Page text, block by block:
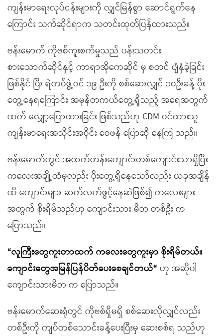
ကျန်းမာရေးလုပ်ငန်းများကို လျှင်မြန်စွာ ဆောင်ရွက်နေ
ကြောင်း သက်ဆိုင်ရာက သတင်းထုတ်ပြန်ထားသည်။
ဗန်းမောက် ကိုဗစ်ကူးစက်မှုသည် ပန်းသတင်း
စားသောက်ဆိုင်နှင့် ကာရာအိုကေဆိုင် မှ စတင် ပျံနှံခဲ့ခြင်း
ဖြစ်နိုင် ပြီး ရဲတပ်ဖွဲ့ဝင် ၁၉ ဦးကို စစ်ဆေးလျှင် ၁၀ဦးခန့် ပိုး
တွေ့နေရကြောင်း အမှန်တကယ်တွေ့ရှိသည့် အရေအတွက်
ထက် လျှော့ပြောထားခြင်း ဖြစ်သည်ဟု CDM ဝင်ထားသူ
ကျန်းမာရေးအသိုင်းအဝိုင်း ဝေဖန် ပြောဆို နေကြ သည်။
ဗန်းမောက်တွင် အထက်တန်းကျောင်းတစ်ကျောင်းသာရှိပြီး
ကလေးအချို့ထံမှလည်း ပိုးတွေ့ရှိနေသော်လည်း ယခုအချိန်
ထိ ကျောင်းများ ဆက်လက်ဖွင့်နေဆဲဖြစ်၍ ကလေးများ
အတွက် စိုးရိမ်သည်ဟု ကျောင်းသား မိဘ တစ်ဦး က
ပြောသည်။
“လူကြီးတွေကူးတာထက် ကလေးတွေကူးမှာ စိုးရိမ်တယ်။
ကျောင်းတွေအမြန်ပြန်ပိတ်ပေးစေချင်တယ်“ ဟု အဆိုပါ
ကျောင်းသားမိဘ က ပြောသည်။
ဗန်းမောက်ဆေးရုံတွင် ကိုဗစ်ရှိမရှိ စစ်ဆေးလိုလျှင်လည်း
တစ်ဦးကို ကျပ်တစ်သောင်းခန့်ပေးပြီးမှ ဆေးစစ်ရ သည်ဟု